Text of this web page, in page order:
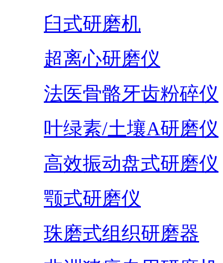
臼式研磨机
超离心研磨仪
法医骨骼牙齿粉碎仪
叶绿素/土壤A研磨仪
高效振动盘式研磨仪
颚式研磨仪
珠磨式组织研磨器